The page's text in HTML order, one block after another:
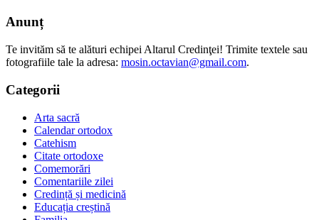
Anunț
Te invităm să te alături echipei Altarul Credinţei! Trimite textele sau
fotografiile tale la adresa: mosin.octavian@gmail.com.
Categorii
Arta sacră
Calendar ortodox
Catehism
Citate ortodoxe
Comemorări
Comentariile zilei
Credință și medicină
Educația creștină